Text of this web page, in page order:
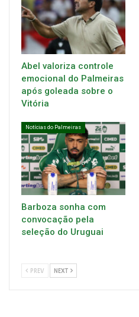
Abel valoriza controle
emocional do Palmeiras
após goleada sobre o
Vitória
Notícias do Palmeiras
Barboza sonha com
convocação pela
seleção do Uruguai
PREV NEXT